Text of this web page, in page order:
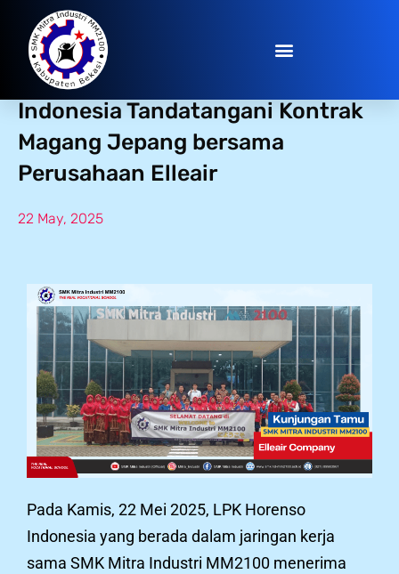
8 Kandidat LPK Horenso
Indonesia Tandatangani Kontrak
Magang Jepang bersama
Perusahaan Elleair
22 May, 2025
Pada Kamis, 22 Mei 2025, LPK Horenso
Indonesia yang berada dalam jaringan kerja
sama SMK Mitra Industri MM2100 menerima